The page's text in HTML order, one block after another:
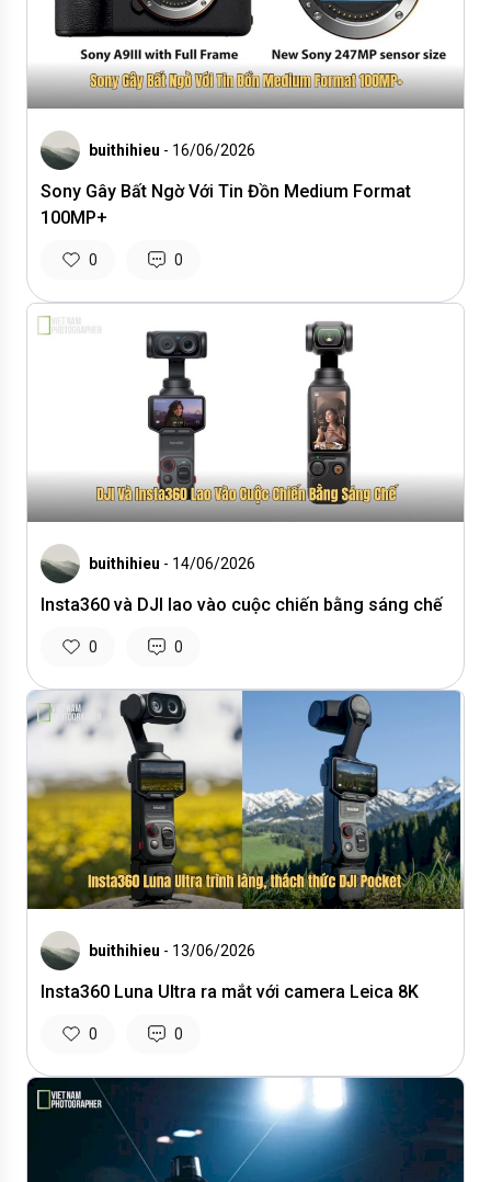
buithihieu - 16/06/2026
Sony Gây Bất Ngờ Với Tin Đồn Medium Format
100MP+
0 0
buithihieu - 14/06/2026
Insta360 và DJI lao vào cuộc chiến bằng sáng chế
0 0
buithihieu - 13/06/2026
Insta360 Luna Ultra ra mắt với camera Leica 8K
0 0